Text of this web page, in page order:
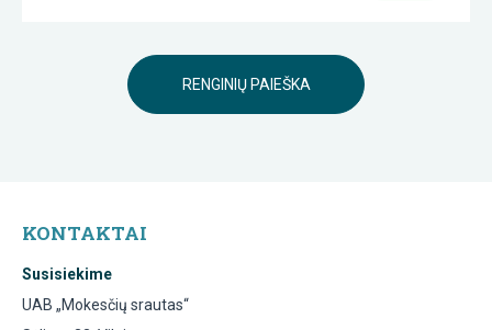
RENGINIŲ PAIEŠKA
KONTAKTAI
Susisiekime
UAB „Mokesčių srautas“